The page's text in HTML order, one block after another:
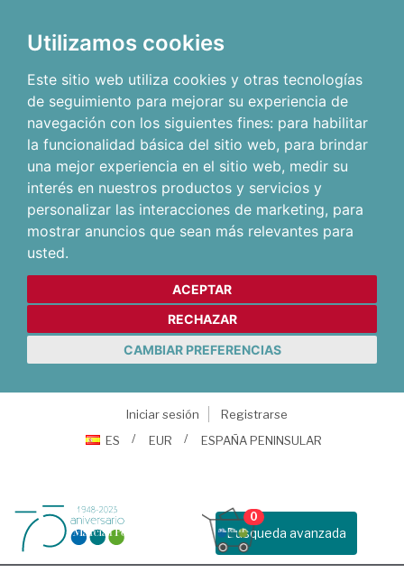
Utilizamos cookies
Este sitio web utiliza cookies y otras tecnologías
de seguimiento para mejorar su experiencia de
navegación con los siguientes fines: para habilitar
la funcionalidad básica del sitio web, para brindar
una mejor experiencia en el sitio web, medir su
interés en nuestros productos y servicios y
personalizar las interacciones de marketing, para
mostrar anuncios que sean más relevantes para
usted.
ACEPTAR
RECHAZAR
CAMBIAR PREFERENCIAS
Iniciar sesión
Registrarse
ES
EUR ESPAÑA PENINSULAR
Busqueda avanzada
0